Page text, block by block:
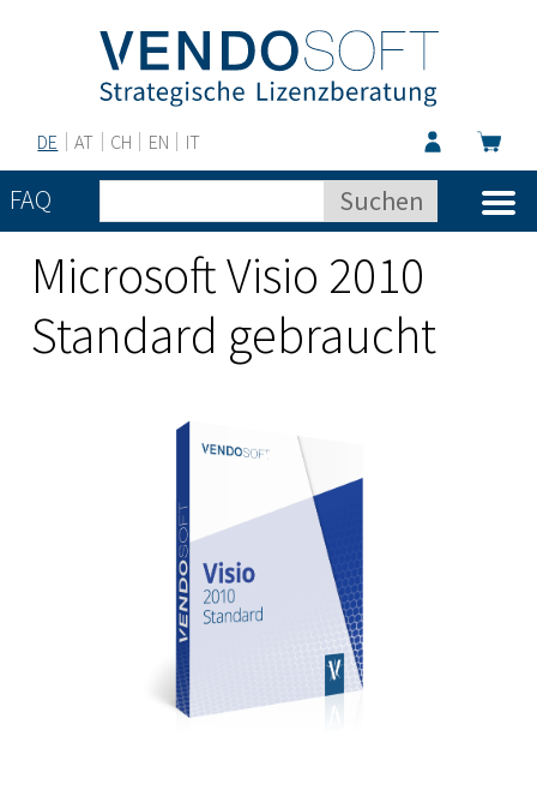
DE AT CH EN IT
FAQ
Microsoft Visio 2010
Standard gebraucht